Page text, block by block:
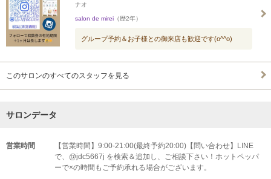
ナオ
salon de mirei （歴2年）
グループ予約＆お子様との御来店も歓迎です(o^^o)
このサロンのすべてのスタッフを見る
サロンデータ
営業時間
【営業時間】9:00-21:00(最終予約20:00)【問い合わせ】LINE
で、@jdc5667j を検索＆追加し、ご相談下さい！ホットペッパ
ーで×の時間もご予約承れる場合がございます。